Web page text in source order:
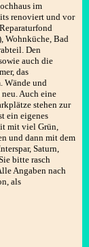
im
renoviert und vor
Wohnküche, Bad
Den
auch die
das
Wände und
Auch eine
stehen zur
ein eigenes
mit viel Grün,
und dann mit dem
Saturn,
bitte rasch
Angaben nach
als